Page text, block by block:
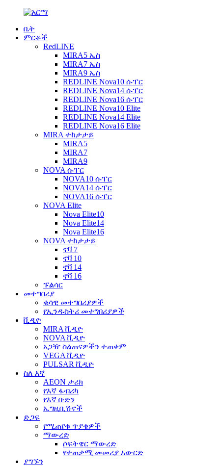
ቤት
ምርቶች
RedLINE
MIRA5 ኤስ
MIRA7 ኤስ
MIRA9 ኤስ
REDLINE Nova10 ሱፐር
REDLINE Nova14 ሱፐር
REDLINE Nova16 ሱፐር
REDLINE Nova10 Elite
REDLINE Nova14 Elite
REDLINE Nova16 Elite
MIRA ተከታታይ
MIRA5
MIRA7
MIRA9
NOVA ሱፐር
NOVA10 ሱፐር
NOVA14 ሱፐር
NOVA16 ሱፐር
NOVA Elite
Nova Elite10
Nova Elite14
Nova Elite16
NOVA ተከታታይ
ኖቫ 7
ኖቫ 10
ኖቫ 14
ኖቫ 16
ፑልሳር
መተግበሪያ
ቁሳዊ መተግበሪያዎች
የኢንዱስትሪ መተግበሪያዎች
ቪዲዮ
MIRA ቪዲዮ
NOVA ቪዲዮ
አጋዥ ስልጠናዎችን ተጠቀም
VEGA ቪዲዮ
PULSAR ቪዲዮ
ስለ እኛ
AEON ታሪክ
የእኛ ፋብሪካ
የእኛ ቡድን
ኤግዚቢሽኖች
ድጋፍ
የሚጠየቁ ጥያቄዎች
ማውረድ
ሶፍትዌር ማውረድ
የተጠቃሚ መመሪያ አውርድ
ያግኙን